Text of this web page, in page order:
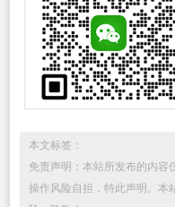
本文标签：
免责声明：本站所发布的内容
操作风险自担，特此声明。本